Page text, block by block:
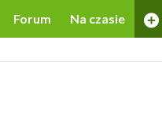
Forum Na czasie